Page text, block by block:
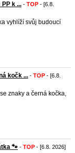
k ... - TOP - [6.8.
vyhlíží svůj budoucí
kočk ... - TOP - [6.8.
znaky a černá kočka,
🐾 - TOP - [6.8. 2026]